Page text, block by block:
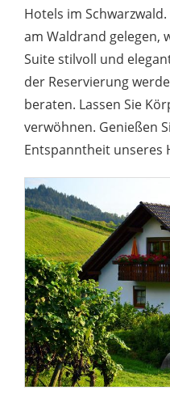
Hotels im
am Waldrand gelegen,
Suite stilvoll und
der Reservierung
beraten. Lassen Sie
verwöhnen. Genießen
Entspanntheit unseres